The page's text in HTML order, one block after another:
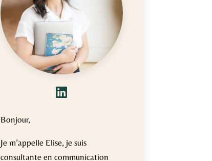

Bonjour,
Je m’appelle Elise, je suis
consultante en communication